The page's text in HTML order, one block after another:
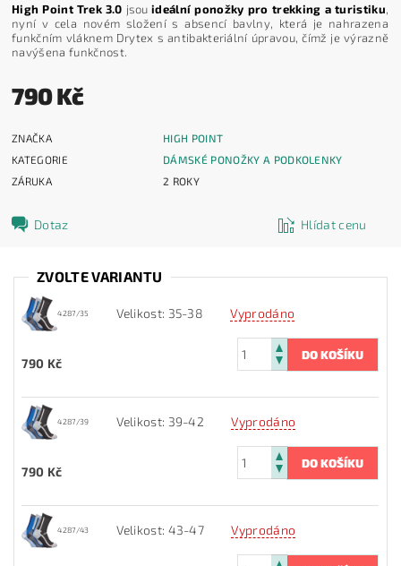
High Point Trek 3.0 jsouideální ponožky pro trekking a turistiku,
nyní v cela novém složení s absencí bavlny, která je nahrazena
funkčním vláknem Drytex s antibakteriální úpravou, čímž je výrazně
navýšena funkčnost.
790 Kč
ZNAČKA
HIGH POINT
KATEGORIE
DÁMSKÉ PONOŽKY A PODKOLENKY
ZÁRUKA
2 ROKY
Dotaz Hlídat cenu
ZVOLTE VARIANTU
4287/35 Velikost: 35-38 Vyprodáno
790 Kč
4287/39 Velikost: 39-42 Vyprodáno
790 Kč
4287/43 Velikost: 43-47 Vyprodáno